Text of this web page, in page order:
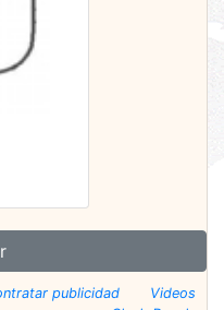
publicidad
Videos